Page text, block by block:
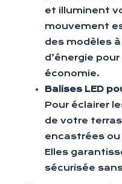
et illuminent
mouvement
des modèles
d’énergie
économie.
Balises LED
Pour éclairer
de votre
encastrées
Elles
sécurisée